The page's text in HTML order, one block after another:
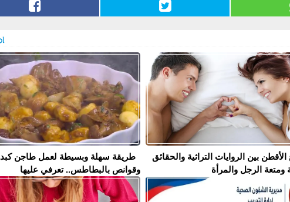
بين الروايات التراثية والحقائق
ومتعة الرجل والمرأة
طريقة سهلة وبسيطة لعمل طاجن كبد
وقوانص بالبطاطس.. تعرفي عليها